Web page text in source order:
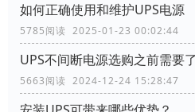
如何正确使用和维护UPS电源
5785阅读 2025-01-23 00:02:44
UPS不间断电源选购之前需要
5663阅读 2024-12-24 15:28:47